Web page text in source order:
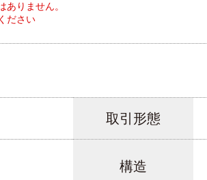
りません。
ださい
取引形態
構造